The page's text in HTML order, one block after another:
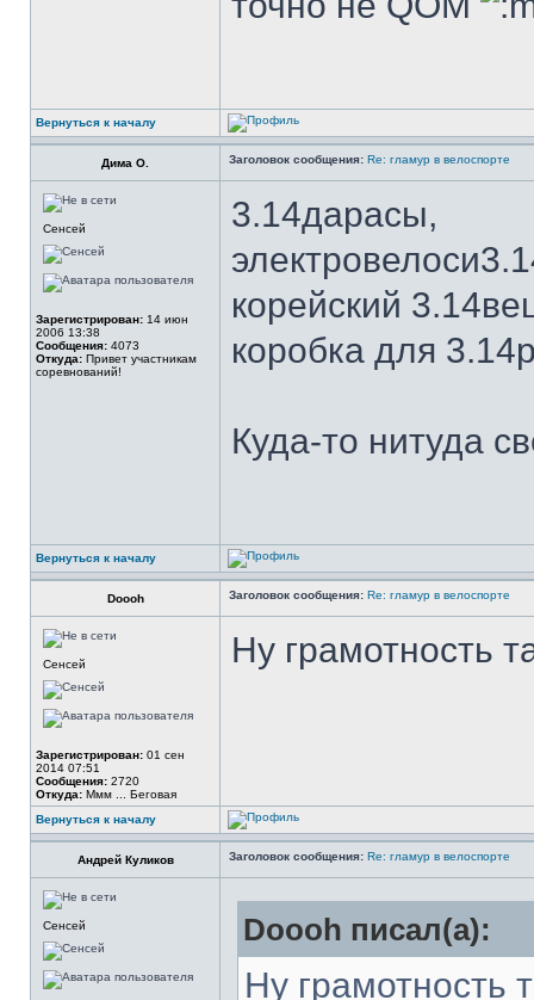
Вернуться к началу
Дима О. Заголовок сообщения: Re: гламур в велоспорте
Сенсей
Зарегистрирован: 14 июн
2006 13:38
Сообщения: 4073
Откуда: Привет участникам
соревнований!
3.14дарасы,
корейский
коробка для
Куда-то нитуда
Вернуться к началу
Doooh Заголовок сообщения: Re: гламур в велоспорте
Сенсей
Зарегистрирован: 01 сен
2014 07:51
Сообщения: 2720
Откуда: Ммм ... Беговая
Ну грамотность
Вернуться к началу
Андрей Куликов Заголовок сообщения: Re: гламур в велоспорте
Сенсей Doooh писал(а):
Ну грамотность